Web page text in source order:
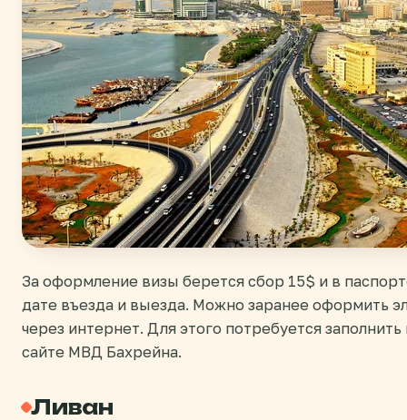
За оформление визы берется сбор 15$ и в
дате въезда и выезда. Можно заранее оформить
через интернет. Для этого потребуется
сайте МВД Бахрейна.
Ливан